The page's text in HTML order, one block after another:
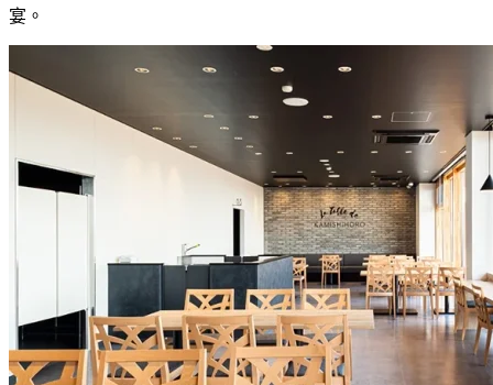
宴。